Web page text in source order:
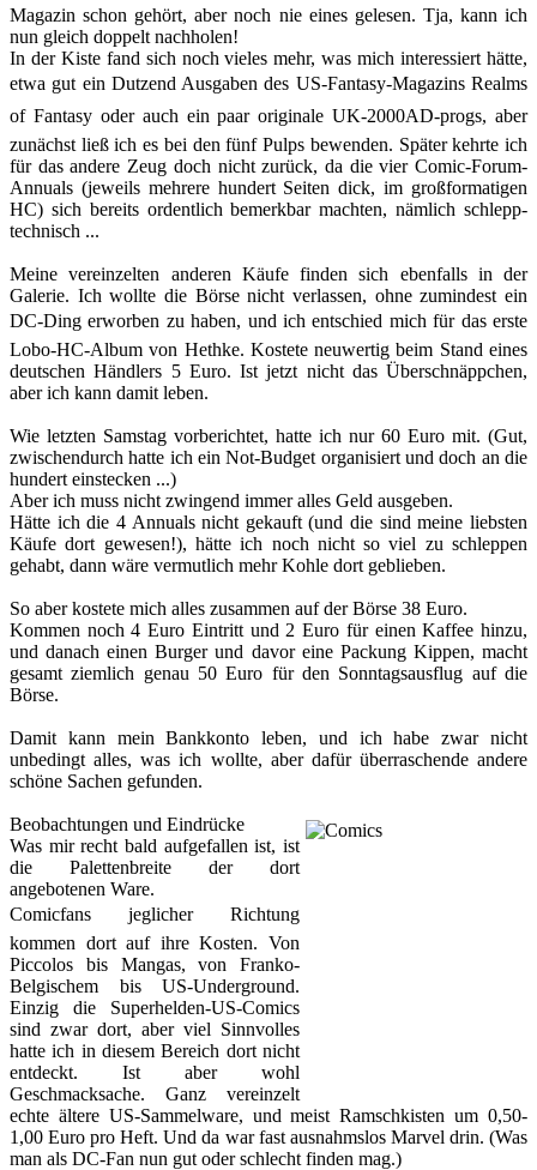
Magazin schon gehört, aber noch nie eines gelesen. Tja, kann ich
nun gleich doppelt nachholen!
In der Kiste fand sich noch vieles mehr, was mich interessiert hätte,
etwa gut ein Dutzend Ausgaben des US-Fantasy-Magazins Realms
of Fantasy oder auch ein paar originale UK-2000AD-progs, aber
zunächst ließ ich es bei den fünf Pulps bewenden. Später kehrte ich
für das andere Zeug doch nicht zurück, da die vier Comic-Forum-
Annuals (jeweils mehrere hundert Seiten dick, im großformatigen
HC) sich bereits ordentlich bemerkbar machten, nämlich schlepp-
technisch ...
Meine vereinzelten anderen Käufe finden sich ebenfalls in der
Galerie. Ich wollte die Börse nicht verlassen, ohne zumindest ein
DC-Ding erworben zu haben, und ich entschied mich für das erste
Lobo-HC-Album von Hethke. Kostete neuwertig beim Stand eines
deutschen Händlers 5 Euro. Ist jetzt nicht das Überschnäppchen,
aber ich kann damit leben.
Wie letzten Samstag vorberichtet, hatte ich nur 60 Euro mit. (Gut,
zwischendurch hatte ich ein Not-Budget organisiert und doch an die
hundert einstecken ...)
Aber ich muss nicht zwingend immer alles Geld ausgeben.
Hätte ich die 4 Annuals nicht gekauft (und die sind meine liebsten
Käufe dort gewesen!), hätte ich noch nicht so viel zu schleppen
gehabt, dann wäre vermutlich mehr Kohle dort geblieben.
So aber kostete mich alles zusammen auf der Börse 38 Euro.
Kommen noch 4 Euro Eintritt und 2 Euro für einen Kaffee hinzu,
und danach einen Burger und davor eine Packung Kippen, macht
gesamt ziemlich genau 50 Euro für den Sonntagsausflug auf die
Börse.
Damit kann mein Bankkonto leben, und ich habe zwar nicht
unbedingt alles, was ich wollte, aber dafür überraschende andere
schöne Sachen gefunden.
Beobachtungen und Eindrücke
Was mir recht bald aufgefallen ist, ist
die Palettenbreite der dort
angebotenen Ware.
Comicfans jeglicher Richtung
kommen dort auf ihre Kosten. Von
Piccolos bis Mangas, von Franko-
Belgischem bis US-Underground.
Einzig die Superhelden-US-Comics
sind zwar dort, aber viel Sinnvolles
hatte ich in diesem Bereich dort nicht
entdeckt. Ist aber wohl
Geschmacksache. Ganz vereinzelt
echte ältere US-Sammelware, und meist Ramschkisten um 0,50-
1,00 Euro pro Heft. Und da war fast ausnahmslos Marvel drin. (Was
man als DC-Fan nun gut oder schlecht finden mag.)